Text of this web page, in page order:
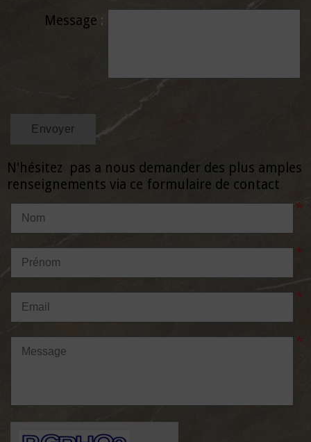
Message
N'hésitez pas a nous demander des plus amples
renseignements via ce formulaire de contact